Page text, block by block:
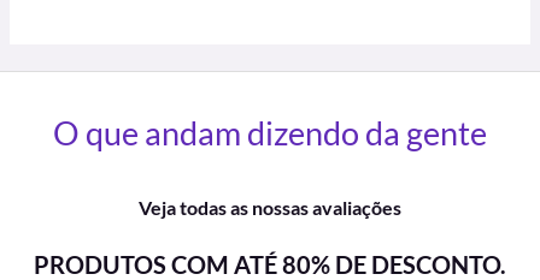
O que andam dizendo da gente
Veja todas as nossas avaliações
PRODUTOS COM ATÉ 80% DE DESCONTO.